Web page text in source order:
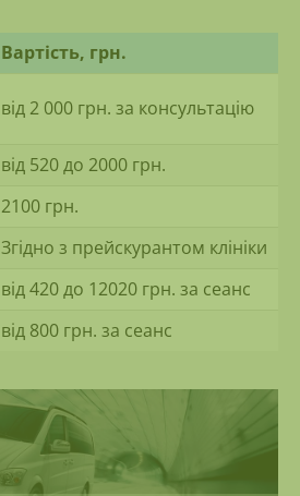
Вартість, грн.
від 2 000 грн. за консультацію
від 520 до 2000 грн.
2100 грн.
Згідно з прейскурантом клініки
від 420 до 12020 грн. за сеанс
від 800 грн. за сеанс